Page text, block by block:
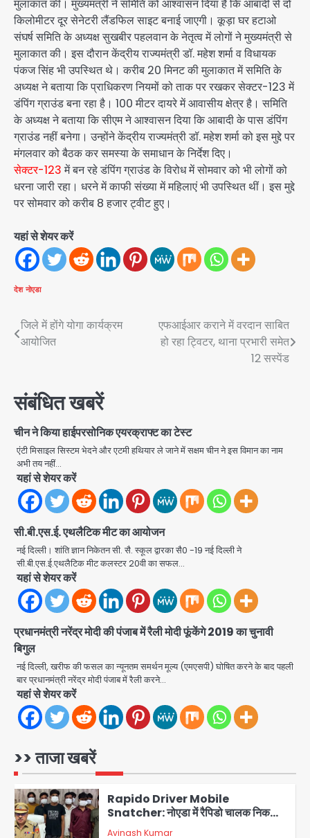
मुलाकात की। मुख्यमंत्री ने समिति को आश्वासन दिया है कि आबादी से दो
किलोमीटर दूर सेनेटरी लैंडफिल साइट बनाई जाएगी। कूड़ा घर हटाओ
संघर्ष समिति के अध्यक्ष सुखबीर पहलवान के नेतृत्व में लोगों ने मुख्यमंत्री से
मुलाकात की। इस दौरान केंद्रीय राज्यमंत्री डॉ. महेश शर्मा व विधायक
पंकज सिंह भी उपस्थित थे। करीब 20 मिनट की मुलाकात में समिति के
अध्यक्ष ने बताया कि प्राधिकरण नियमों को ताक पर रखकर सेक्टर-123 में
डंपिंग ग्राउंड बना रहा है। 100 मीटर दायरे में आवासीय क्षेत्र है। समिति
के अध्यक्ष ने बताया कि सीएम ने आश्वासन दिया कि आबादी के पास डंपिंग
ग्राउंड नहीं बनेगा। उन्होंने केंद्रीय राज्यमंत्री डॉ. महेश शर्मा को इस मुद्दे पर
मंगलवार को बैठक कर समस्या के समाधान के निर्देश दिए।
सेक्टर-123में बन रहे डंपिंग ग्राउंड के विरोध में सोमवार को भी लोगों को
धरना जारी रहा। धरने में काफी संख्या में महिलाएं भी उपस्थित थीं। इस मुद्दे
पर सोमवार को करीब 8 हजार ट्वीट हुए।
यहां से शेयर करें
देश नोएडा
Post
navigation
जिले में होंगे योगा कार्यक्रम
आयोजित
एफआईआर कराने में वरदान साबित
हो रहा ट्विटर, थाना प्रभारी समेत
12 सस्पेंड
संबंधित खबरें
चीन ने किया हाईपरसोनिक एयरक्राफ्ट का टेस्ट
एंटी मिसाइल सिस्टम भेदने और एटमी हथियार ले जाने में सक्षम चीन ने इस विमान का नाम
अभी तय नहीं…
यहां से शेयर करें
सी.बी.एस.ई. एथलैटिक मीट का आयोजन
नई दिल्ली। शांति ज्ञान निकेतन सी. सै. स्कूल द्वारका सै0 -19 नई दिल्ली ने
सी.बी.एस.ई.एथलैटिक मीट कलस्टर 20वी का सफल…
यहां से शेयर करें
प्रधानमंत्री नरेंद्र मोदी की पंजाब में रैली मोदी फूंकेंगे 2019 का चुनावी
बिगुल
नई दिल्ली, खरीफ की फसल का न्यूनतम समर्थन मूल्य (एमएसपी) घोषित करने के बाद पहली
बार प्रधानमंत्री नरेंद्र मोदी पंजाब में रैली करने…
यहां से शेयर करें
>> ताजा खबरें
2
Rapido Driver Mobile
Snatcher: नोएडा में रैपिडो चालक निकला
मोबाइल स्नैचर गैंग का मास्टरमाइंड, जीरा-बॉल
गिरफ्तार, 98 मोबाइल और 450 पार्ट्स बरामद
3
Dankaur accident: गंग नहर पटरी मार्ग
गांव में मातम
Avinash Kumar
तेज रफ्तार कार की टक्कर से बाइक सवार दो
युवकों की मौत, परिवारों में मातम
Avinash Kumar
5
इलेक्ट्रॉनिक्स की बिल्डिंग में बड़े निर्माण दोष,
कंक्रीट बीम तिरछा; पीडब्ल्यूडी ऑडिट में
Avinash Kumar
1
Minor daughter abuse case in
Rapido Driver Mobile
Snatcher: नोएडा में रैपिडो चालक निकला
मोबाइल स्नैचर गैंग का मास्टरमाइंड, जीरा-बॉल
Avinash Kumar